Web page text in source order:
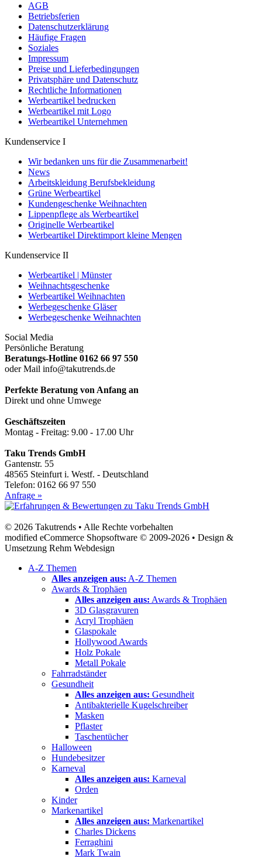
AGB
Betriebsferien
Datenschutzerklärung
Häufige Fragen
Soziales
Impressum
Preise und Lieferbedingungen
Privatsphäre und Datenschutz
Rechtliche Informationen
Werbeartikel bedrucken
Werbeartikel mit Logo
Werbeartikel Unternehmen
Kundenservice I
Wir bedanken uns für die Zusammenarbeit!
News
Arbeitskleidung Berufsbekleidung
Grüne Werbeartikel
Kundengeschenke Weihnachten
Lippenpflege als Werbeartikel
Originelle Werbeartikel
Werbeartikel Direktimport kleine Mengen
Kundenservice II
Werbeartikel | Münster
Weihnachtsgeschenke
Werbeartikel Weihnachten
Werbegeschenke Gläser
Werbegeschenke Weihnachten
Social Media
Persönliche Beratung
Beratungs-Hotline 0162 66 97 550
oder Mail info@takutrends.de
Perfekte Beratung von Anfang an
Direkt und ohne Umwege
Geschäftszeiten
Montag - Freitag: 9.00 - 17.00 Uhr
Taku Trends GmbH
Gantenstr. 55
48565 Steinfurt i. Westf. - Deutschland
Telefon: 0162 66 97 550
Anfrage »
© 2026 Takutrends • Alle Rechte vorbehalten
modified eCommerce Shopsoftware © 2009-2026 • Design &
Umsetzung Rehm Webdesign
A-Z Themen
Alles anzeigen aus: A-Z Themen
Awards & Trophäen
Alles anzeigen aus: Awards & Trophäen
3D Glasgravuren
Acryl Trophäen
Glaspokale
Hollywood Awards
Holz Pokale
Metall Pokale
Fahrradständer
Gesundheit
Alles anzeigen aus: Gesundheit
Antibakterielle Kugelschreiber
Masken
Pflaster
Taschentücher
Halloween
Hundebesitzer
Karneval
Alles anzeigen aus: Karneval
Orden
Kinder
Markenartikel
Alles anzeigen aus: Markenartikel
Charles Dickens
Ferraghini
Mark Twain